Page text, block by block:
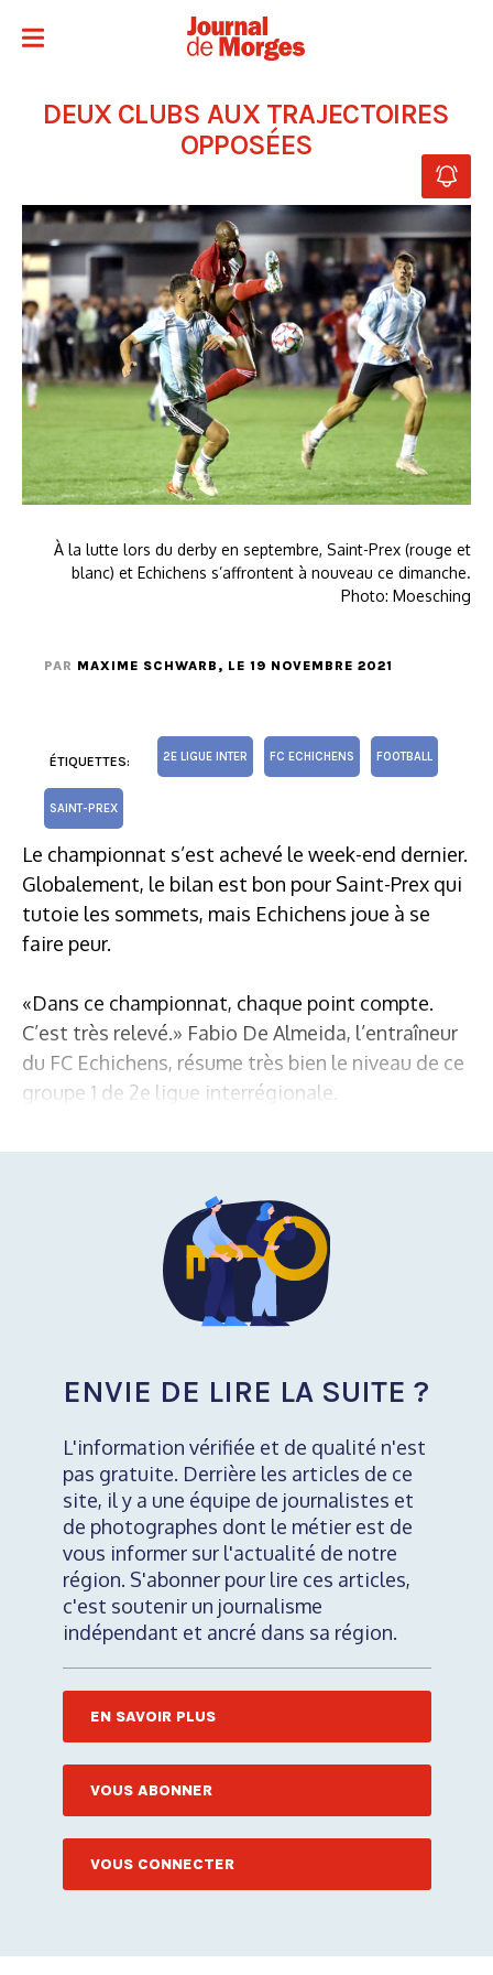
DEUX CLUBS AUX TRAJECTOIRES
OPPOSÉES
À la lutte lors du derby en septembre, Saint-Prex (rouge et
blanc) et Echichens s’affrontent à nouveau ce dimanche.
Photo: Moesching
PAR MAXIME SCHWARB , LE 19 NOVEMBRE 2021
ÉTIQUETTES: 2E LIGUE INTER FC ECHICHENS FOOTBALL
SAINT-PREX
Le championnat s’est achevé le week-end dernier.
Globalement, le bilan est bon pour Saint-Prex qui
tutoie les sommets, mais Echichens joue à se
faire peur.
«Dans ce championnat, chaque point compte.
C’est très relevé.» Fabio De Almeida, l’entraîneur
du FC Echichens, résume très bien le niveau de ce
groupe 1 de 2e ligue interrégionale.
ENVIE DE LIRE LA SUITE ?
L'information vérifiée et de qualité n'est
pas gratuite. Derrière les articles de ce
site, il y a une équipe de journalistes et
de photographes dont le métier est de
vous informer sur l'actualité de notre
région. S'abonner pour lire ces articles,
c'est soutenir un journalisme
indépendant et ancré dans sa région.
EN SAVOIR PLUS
VOUS ABONNER
VOUS CONNECTER